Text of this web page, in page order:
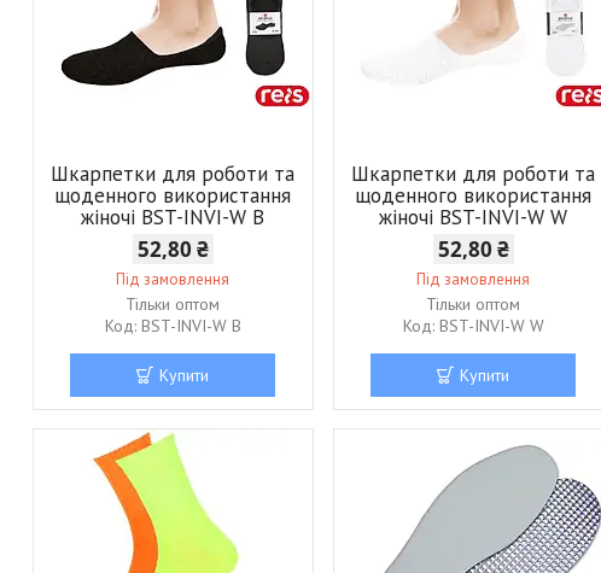
Шкарпетки для роботи та
щоденного використання
жіночі BST-INVI-W B
52,80 ₴
Під замовлення
Тільки оптом
BST-INVI-W B
Купити
Шкарпетки для роботи та
щоденного використання
жіночі BST-INVI-W W
52,80 ₴
Під замовлення
Тільки оптом
BST-INVI-W W
Купити